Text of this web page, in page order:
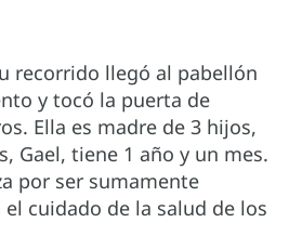
recorrido llegó al pabellón
y tocó la puerta de
Ella es madre de 3 hijos,
Gael, tiene 1 año y un mes.
por ser sumamente
cuidado de la salud de los